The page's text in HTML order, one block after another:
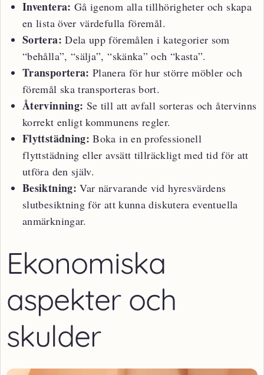
Inventera: Gå igenom alla tillhörigheter och skapa
en lista över värdefulla föremål.
Sortera: Dela upp föremålen i kategorier som
“behålla”, “sälja”, “skänka” och “kasta”.
Transportera: Planera för hur större möbler och
föremål ska transporteras bort.
Återvinning: Se till att avfall sorteras och återvinns
korrekt enligt kommunens regler.
Flyttstädning: Boka in en professionell
flyttstädning eller avsätt tillräckligt med tid för att
utföra den själv.
Besiktning: Var närvarande vid hyresvärdens
slutbesiktning för att kunna diskutera eventuella
anmärkningar.
Ekonomiska
aspekter och
skulder